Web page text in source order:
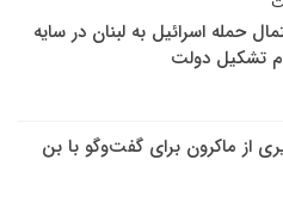
حمله اسرائیل به لبنان در سایه
تشکیل دولت
از ماکرون برای گفت‌وگو با بن